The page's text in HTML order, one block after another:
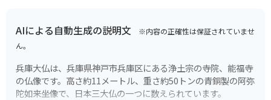
AIによる自動生成の説明文 ※内容の正確性は保証されていませ
ん。
兵庫大仏は、兵庫県神戸市兵庫区にある浄土宗の寺院、能福寺
の仏像です。高さ約11メートル、重さ約50トンの青銅製の阿弥
陀如来坐像で、日本三大仏の一つに数えられています。